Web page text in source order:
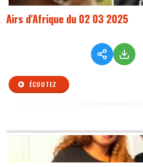
Airs d'Afrique du 02 03 2025
ÉCOUTEZ